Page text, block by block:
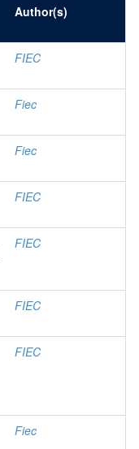
Author(s)
FIEC
Fiec
Fiec
FIEC
FIEC
FIEC
FIEC
Fiec